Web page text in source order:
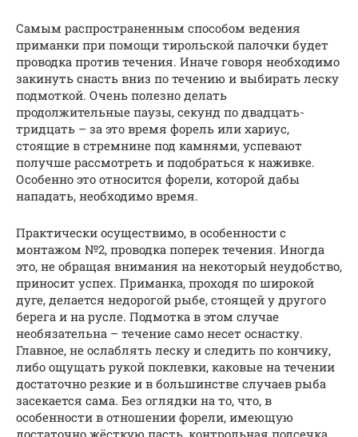
Самым распространенным способом ведения
приманки при помощи тирольской палочки будет
проводка против течения. Иначе говоря необходимо
закинуть снасть вниз по течению и выбирать леску
подмоткой. Очень полезно делать
продолжительные паузы, секунд по двадцать-
тридцать – за это время форель или хариус,
стоящие в стремнине под камнями, успевают
получше рассмотреть и подобраться к наживке.
Особенно это относится форели, которой дабы
нападать, необходимо время.
Практически осуществимо, в особенности с
монтажом №2, проводка поперек течения. Иногда
это, не обращая внимания на некоторый неудобство,
приносит успех. Приманка, проходя по широкой
дуге, делается недорогой рыбе, стоящей у другого
берега и на русле. Подмотка в этом случае
необязательна – течение само несет оснастку.
Главное, не ослаблять леску и следить по кончику,
либо ощущать рукой поклевки, каковые на течении
достаточно резкие и в большинстве случаев рыба
засекается сама. Без оглядки на то, что, в
особенности в отношении форели, имеющую
достаточно жёсткую пасть, контрольная подсечка